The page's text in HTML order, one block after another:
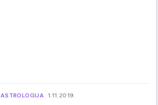
ASTROLOGIJA 1.11.2019.